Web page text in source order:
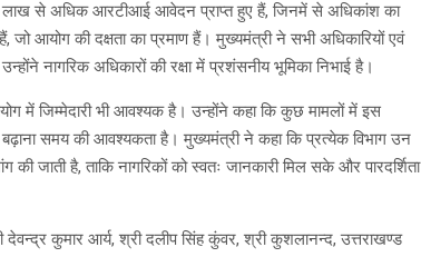
से अधिक आरटीआई आवेदन प्राप्त हुए हैं, जिनमें से अधिकांश का
आयोग की दक्षता का प्रमाण हैं। मुख्यमंत्री ने सभी अधिकारियों एवं
नागरिक अधिकारों की रक्षा में प्रशंसनीय भूमिका निभाई है।
में जिम्मेदारी भी आवश्यक है। उन्होंने कहा कि कुछ मामलों में इस
समय की आवश्यकता है। मुख्यमंत्री ने कहा कि प्रत्येक विभाग उन
जाती है, ताकि नागरिकों को स्वतः जानकारी मिल सके और पारदर्शिता
कुमार आर्य, श्री दलीप सिंह कुंवर, श्री कुशलानन्द, उत्तराखण्ड